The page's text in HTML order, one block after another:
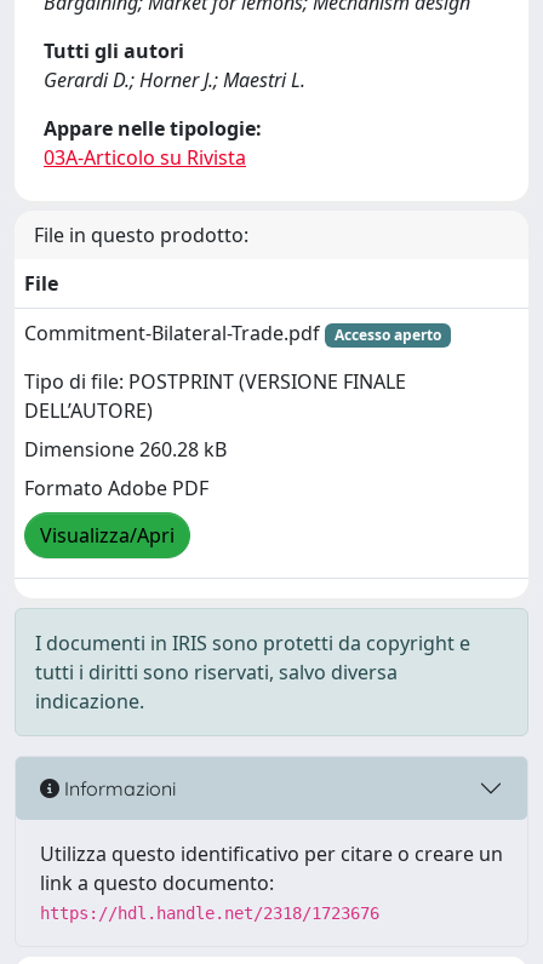
Tutti gli autori
Gerardi D.; Horner J.; Maestri L.
Appare nelle tipologie:
03A-Articolo su Rivista
File in questo prodotto:
File
Commitment-Bilateral-Trade.pdf
Accesso aperto
Tipo di file: POSTPRINT (VERSIONE FINALE
DELL’AUTORE)
Dimensione 260.28 kB
Formato Adobe PDF
Visualizza/Apri
I documenti in IRIS sono protetti da copyright e
tutti i diritti sono riservati, salvo diversa
indicazione.
Informazioni
Utilizza questo identificativo per citare o creare un
link a questo documento:
https://hdl.handle.net/2318/1723676